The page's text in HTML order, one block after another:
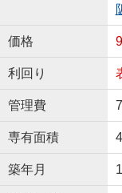
価格
利回り
管理費
専有面積
築年月